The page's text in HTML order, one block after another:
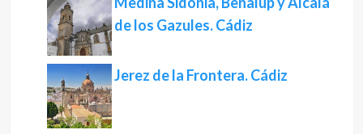
de los Gazules. Cádiz
Jerez de la Frontera. Cádiz